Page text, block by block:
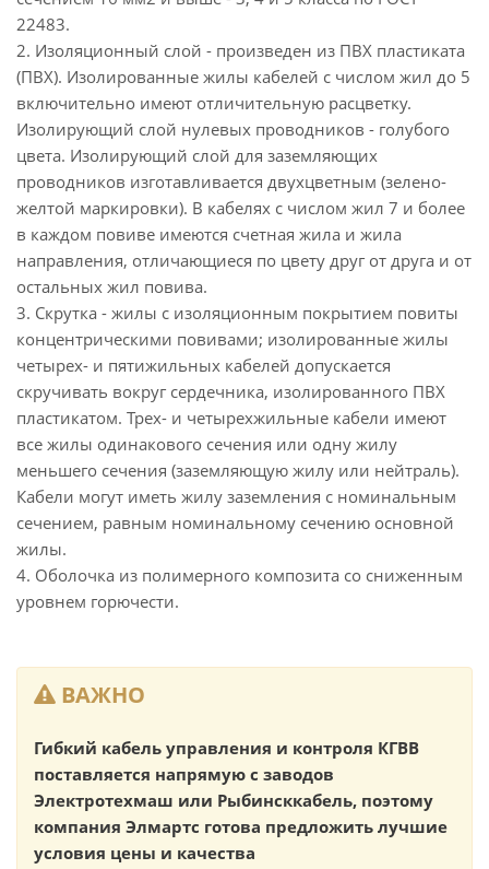
22483.
2. Изоляционный слой - произведен из ПВХ пластиката
(ПВХ). Изолированные жилы кабелей с числом жил до 5
включительно имеют отличительную расцветку.
Изолирующий слой нулевых проводников - голубого
цвета. Изолирующий слой для заземляющих
проводников изготавливается двухцветным (зелено-
желтой маркировки). В кабелях с числом жил 7 и более
в каждом повиве имеются счетная жила и жила
направления, отличающиеся по цвету друг от друга и от
остальных жил повива.
3. Скрутка - жилы с изоляционным покрытием повиты
концентрическими повивами; изолированные жилы
четырех- и пятижильных кабелей допускается
скручивать вокруг сердечника, изолированного ПВХ
пластикатом. Трех- и четырехжильные кабели имеют
все жилы одинакового сечения или одну жилу
меньшего сечения (заземляющую жилу или нейтраль).
Кабели могут иметь жилу заземления с номинальным
сечением, равным номинальному сечению основной
жилы.
4. Оболочка из полимерного композита со сниженным
уровнем горючести.
ВАЖНО
Гибкий кабель управления и контроля КГВВ
поставляется напрямую с заводов
Электротехмаш или Рыбинсккабель, поэтому
компания Элмартс готова предложить лучшие
условия цены и качества